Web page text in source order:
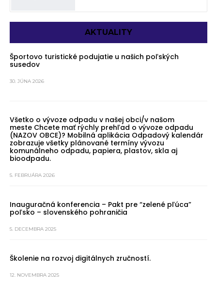
AKTUALITY
Športovo turistické podujatie u našich poľských
susedov
30. JÚNA 2026
Všetko o vývoze odpadu v našej obci/v našom
meste Chcete mať rýchly prehľad o vývoze odpadu
(NAZOV OBCE)? Mobilná aplikácia Odpadový kalendár
zobrazuje všetky plánované termíny vývozu
komunálneho odpadu, papiera, plastov, skla aj
bioodpadu.
5. FEBRUÁRA 2026
Inauguračná konferencia – Pakt pre “zelené pľúca”
poľsko – slovenského pohraničia
5. DECEMBRA 2025
Školenie na rozvoj digitálnych zručností.
12. NOVEMBRA 2025